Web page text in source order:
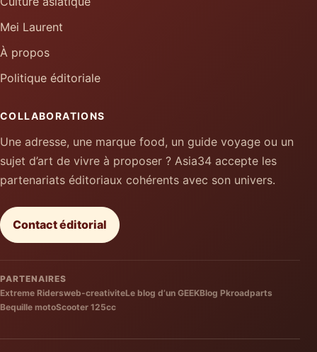
Mei Laurent
À propos
Politique éditoriale
COLLABORATIONS
Une adresse, une marque food, un guide voyage ou un
sujet d’art de vivre à proposer ? Asia34 accepte les
partenariats éditoriaux cohérents avec son univers.
Contact éditorial
PARTENAIRES
Extreme Ridersweb-creativiteLe blog d’un GEEKBlog Pkroadparts
Bequille motoScooter 125cc